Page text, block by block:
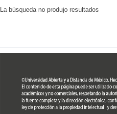
La búsqueda no produjo resultados